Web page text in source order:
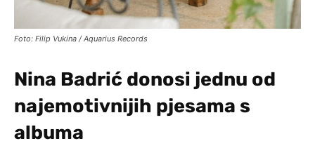
Foto: Filip Vukina / Aquarius Records
Nina Badrić donosi jednu od
najemotivnijih pjesama s
albuma